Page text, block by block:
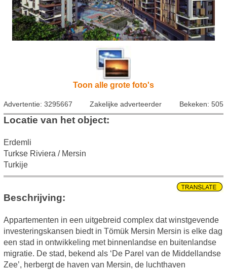
Toon alle grote foto's
Advertentie: 3295667 Zakelijke adverteerder Bekeken: 505
Locatie van het object:
Erdemli
Turkse Riviera / Mersin
Turkije
Beschrijving:
Appartementen in een uitgebreid complex dat winstgevende
investeringskansen biedt in Tömük Mersin Mersin is elke dag
een stad in ontwikkeling met binnenlandse en buitenlandse
migratie. De stad, bekend als ‘De Parel van de Middellandse
Zee’, herbergt de haven van Mersin, de luchthaven